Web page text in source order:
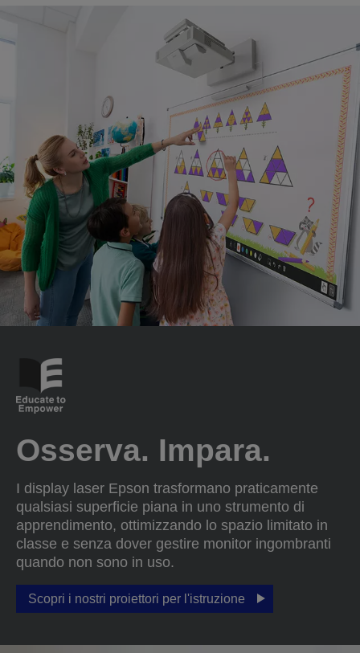
Osserva. Impara.
I display laser Epson trasformano praticamente
qualsiasi superficie piana in uno strumento di
apprendimento, ottimizzando lo spazio limitato in
classe e senza dover gestire monitor ingombranti
quando non sono in uso.
Scopri i nostri proiettori per l'istruzione